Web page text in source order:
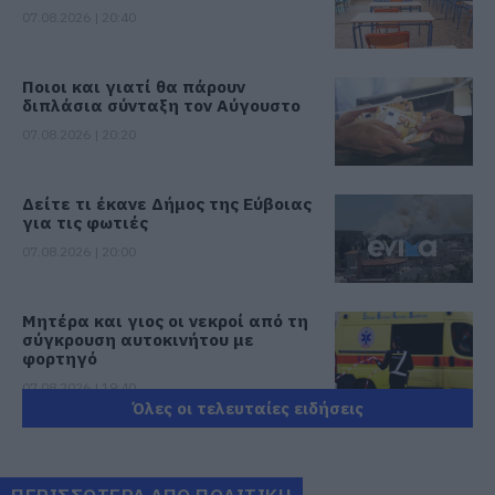
Ποιοι και γιατί θα πάρουν
διπλάσια σύνταξη τον Αύγουστο
Δείτε τι έκανε Δήμος της Εύβοιας
για τις φωτιές
Μητέρα και γιος οι νεκροί από τη
σύγκρουση αυτοκινήτου με
φορτηγό
07.08.2026 | 19:40
επιχειρηματία
Όλες οι τελευταίες ειδήσεις